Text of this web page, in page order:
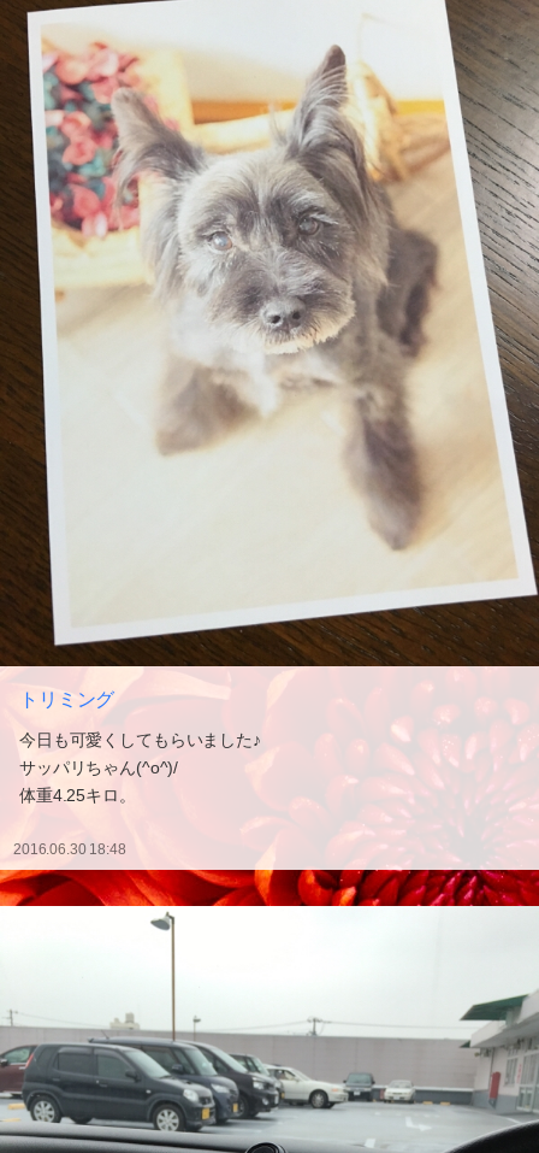
トリミング
今日も可愛くしてもらいました♪
サッパリちゃん(^o^)/
体重4.25キロ。
2016.06.30 18:48